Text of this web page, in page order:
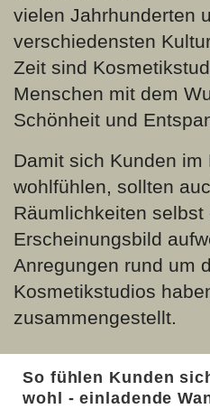
vielen Jahrhunderten
verschiedensten
Zeit sind
Menschen mit dem
Schönheit und
Damit sich Kunden im
wohlfühlen, sollten
Räumlichkeiten selbst
Erscheinungsbild
Anregungen rund um
Kosmetikstudios
zusammengestellt.
So fühlen Kunden
wohl - einladende